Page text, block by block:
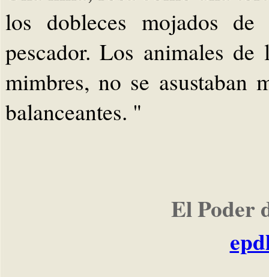
los dobleces mojados
pescador. Los animales
mimbres, no se asustaban
balanceantes. "
El Poder